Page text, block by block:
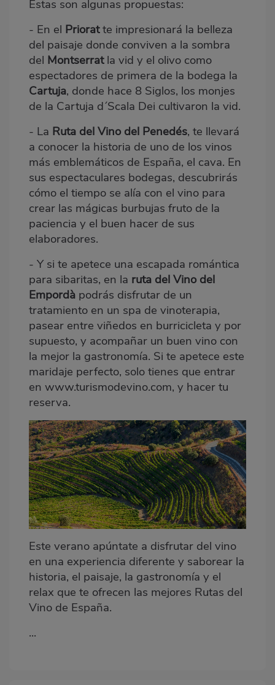
Estas son algunas propuestas:
- En el Prioratte impresionará la belleza
del paisaje donde conviven a la sombra
del Montserratla vid y el olivo como
espectadores de primera de la bodega la
Cartuja, donde hace 8 Siglos, los monjes
de la Cartuja d´Scala Dei cultivaron la vid.
- La Ruta del Vino del Penedés, te llevará
a conocer la historia de uno de los vinos
más emblemáticos de España, el cava. En
sus espectaculares bodegas, descubrirás
cómo el tiempo se alía con el vino para
crear las mágicas burbujas fruto de la
paciencia y el buen hacer de sus
elaboradores.
- Y si te apetece una escapada romántica
para sibaritas, en la ruta del Vino del
Empordà podrás disfrutar de un
tratamiento en un spa de vinoterapia,
pasear entre viñedos en burricicleta y por
supuesto, y acompañar un buen vino con
la mejor la gastronomía. Si te apetece este
maridaje perfecto, solo tienes que entrar
en www.turismodevino.com, y hacer tu
reserva.
Este verano apúntate a disfrutar del vino
en una experiencia diferente y saborear la
historia, el paisaje, la gastronomía y el
relax que te ofrecen las mejores Rutas del
Vino de España.
...